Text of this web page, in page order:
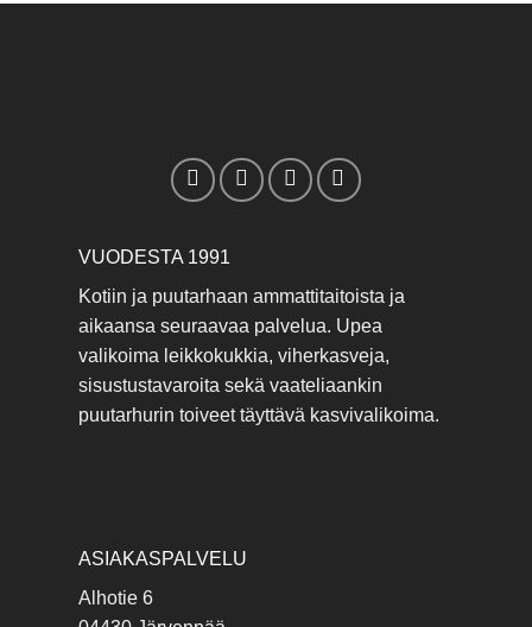
VUODESTA 1991
Kotiin ja puutarhaan ammattitaitoista ja
aikaansa seuraavaa palvelua. Upea
valikoima leikkokukkia, viherkasveja,
sisustustavaroita sekä vaateliaankin
puutarhurin toiveet täyttävä kasvivalikoima.
ASIAKASPALVELU
Alhotie 6